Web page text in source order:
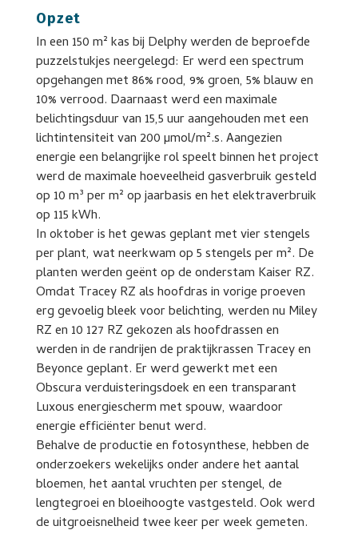
Opzet
In een 150 m² kas bij Delphy werden de beproefde
puzzelstukjes neergelegd: Er werd een spectrum
opgehangen met 86% rood, 9% groen, 5% blauw en
10% verrood. Daarnaast werd een maximale
belichtingsduur van 15,5 uur aangehouden met een
lichtintensiteit van 200 µmol/m².s. Aangezien
energie een belangrijke rol speelt binnen het project
werd de maximale hoeveelheid gasverbruik gesteld
op 10 m³ per m² op jaarbasis en het elektraverbruik
op 115 kWh.
In oktober is het gewas geplant met vier stengels
per plant, wat neerkwam op 5 stengels per m². De
planten werden geënt op de onderstam Kaiser RZ.
Omdat Tracey RZ als hoofdras in vorige proeven
erg gevoelig bleek voor belichting, werden nu Miley
RZ en 10 127 RZ gekozen als hoofdrassen en
werden in de randrijen de praktijkrassen Tracey en
Beyonce geplant. Er werd gewerkt met een
Obscura verduisteringsdoek en een transparant
Luxous energiescherm met spouw, waardoor
energie efficiënter benut werd.
Behalve de productie en fotosynthese, hebben de
onderzoekers wekelijks onder andere het aantal
bloemen, het aantal vruchten per stengel, de
lengtegroei en bloeihoogte vastgesteld. Ook werd
de uitgroeisnelheid twee keer per week gemeten.